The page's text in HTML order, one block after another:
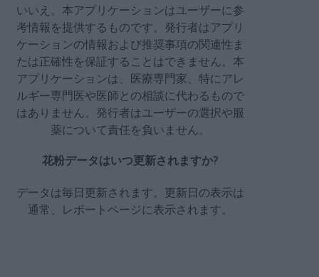
いいえ。本アプリケーションはユーザーに参
考情報を提供するものです。発行者はアプリ
ケーションの情報および推奨事項の関連性ま
たは正確性を保証することはできません。本
アプリケーションは、医療専門家、特にアレ
ルギー専門医や医師との相談に代わるもので
はありません。発行者はユーザーの選択や服
薬について責任を負いません。
花粉データはいつ更新されますか?
データは毎日更新されます。更新日の表示は
通常、レポートページに表示されます。